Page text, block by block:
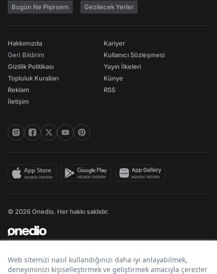
Bugün Ne Pişirsem Gezilecek Yerler
Hakkımızda
Geri Bildirim
Gizlilik Politikası
Topluluk Kuralları
Reklam
İletişim
Kariyer
Kullanıcı Sözleşmesi
Yayın İlkeleri
Künye
RSS
© 2026 Onedio. Her hakkı saklıdır.
Bir markasıdır.